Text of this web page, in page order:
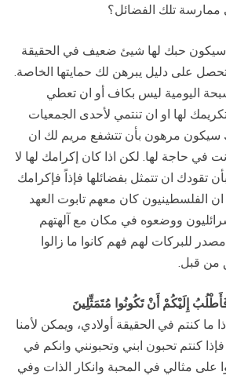
ممارسة تلك الفضائل؟
سيكون حبك لها شيئ ضعيف في الحقيقة
على دليل يبرهن لك حمايتها الخاصة.
اليومية ليس بكاف أو ان تعطي
لها او ان تنتمي لأحدى الجمعيات
سيكون مرهون بأن تتشفع مريم لك ان
في حاجة لها. لكن اذا كان إكرامك لها لا
تقودك ان تتمثل بفضائلها فإذاً فإكرامك
الفلسطينيون كان معهم تابوت العهد
ووضعوه في مكان مع آلهتهم
للبركات لهم فهم كانوا ما زالوا
من قبل.
إِلَيْكُمْ أَنْ تَكُونُوا مُتَمَثِّلِينَ
ما كنتم في الحقيقة أولادي، ويمكن لأمنا
كنتم تحبون ابني وتحبونني وانكم في
على مثالي في المحبة وانكار الذات وفي